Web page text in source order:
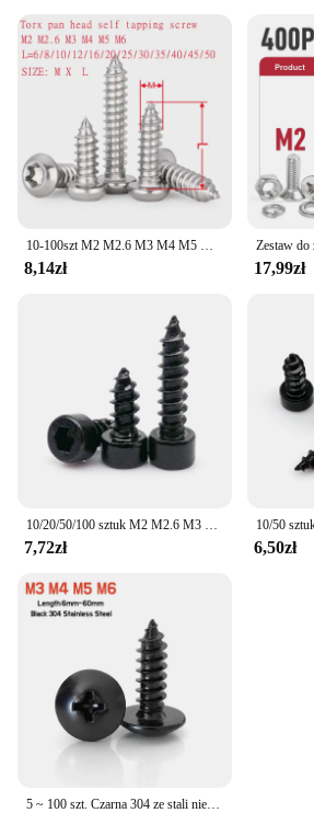
10-100szt M2 M2.6 M3 M4 M5 M6 sześciokątne śruby samogwintujące z łbem okrągłym Torx 304 Śruba do drewna ze stali nierdzewnej
8,14zł 17,99zł
10/20/50/100 sztuk M2 M2.6 M3 M3.5 M4 M5 M6 czarny ze stali węglowej Allen z łbem sześciokątnym z łbem sześciokątnym Cap głowy meble z drewna śruby samogwintujące
7,72zł 6,50zł
5 ~ 100 szt. Czarna 304 ze stali nierdzewnej wpuszczana głowica kratownicowa śruba gwintująca M3 M4 M5 M6 wkręty do drewna z łbem walcowym do grzybów krzyżowych